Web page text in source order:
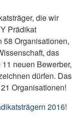
die wir
Prädikat
58 Organisationen,
das
neuen Bewerber,
dürfen. Das
Organisationen!
2016!